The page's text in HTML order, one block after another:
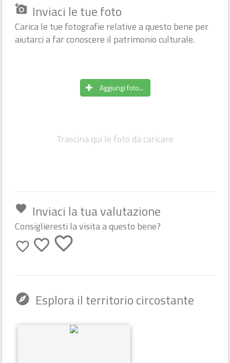
add_a_photo Inviaci le tue foto
Carica le tue fotografie relative a questo bene per
aiutarci a far conoscere il patrimonio culturale.
Aggiungi foto...
Trascina qui le foto da caricare
favorite Inviaci la tua valutazione
Consiglieresti la visita a questo bene?
favorite_border favorite_border favorite_border
explore Esplora il territorio circostante